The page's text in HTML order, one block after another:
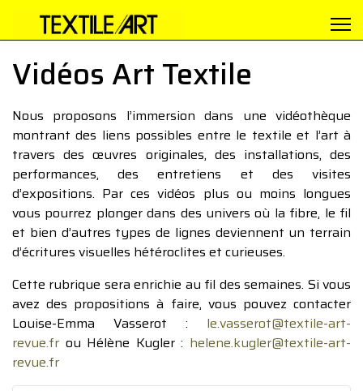
Vidéos Art Textile
Nous proposons l’immersion dans une vidéothèque
montrant des liens possibles entre le textile et l’art à
travers des œuvres originales, des installations, des
performances, des entretiens et des visites
d’expositions. Par ces vidéos plus ou moins longues
vous pourrez plonger dans des univers où la fibre, le fil
et bien d’autres types de lignes deviennent un terrain
d’écritures visuelles hétéroclites et curieuses.
Cette rubrique sera enrichie au fil des semaines. Si vous
avez des propositions à faire, vous pouvez contacter
Louise-Emma Vasserot : le.vasserot@textile-art-
revue.fr ou Hélène Kugler : helene.kugler@textile-art-
revue.fr